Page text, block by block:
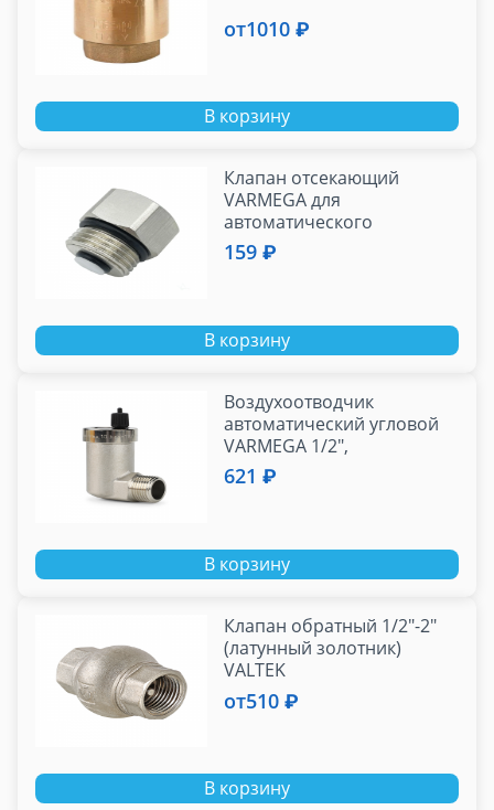
от1010 ₽
В корзину
Клапан отсекающий
VARMEGA для
автоматического
воздухоотводчика 1/2"
159 ₽
В корзину
Воздухоотводчик
автоматический угловой
VARMEGA 1/2",
вертикальный выпуск
621 ₽
В корзину
Клапан обратный 1/2"-2"
(латунный золотник)
VALTEK
от510 ₽
В корзину